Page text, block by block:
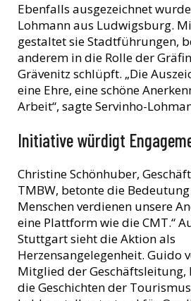
Ebenfalls ausgezeichnet
Lohmann aus Ludwigsburg.
gestaltet sie Stadtführungen,
anderem in die Rolle der
Grävenitz schlüpft. „Die
eine Ehre, eine schöne
Arbeit“, sagte Servinho-
Initiative würdigt
Christine Schönhuber,
TMBW, betonte die
Menschen verdienen unsere
eine Plattform wie die CMT.“
Stuttgart sieht die Aktion als
Herzensangelegenheit. Guido
Mitglied der Geschäftsleitung,
die Geschichten der